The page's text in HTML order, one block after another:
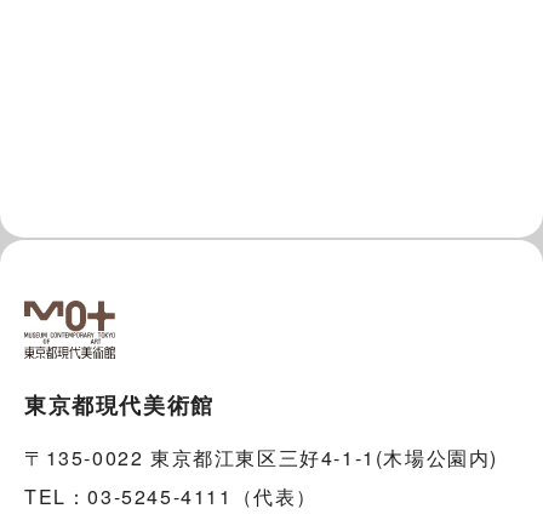
東京都現代美術館
〒135-0022 東京都江東区三好4-1-1(木場公園内)
TEL：03-5245-4111（代表）